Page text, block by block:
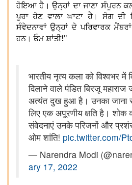
ਹੋਇਆ ਹੈ। ਉਨ੍ਹਾਂ ਦਾ ਜਾਣਾ ਸੰਪੂਰਨ
ਪੂਰਾ ਹੋਣ ਵਾਲਾ ਘਾਟਾ ਹੈ। ਸੋਗ
ਸੰਵੇਦਨਾਵਾਂ ਉਨ੍ਹਾਂ ਦੇ ਪਰਿਵਾਰਕ
ਹਨ। ਓਮ ਸ਼ਾਂਤੀ!"
भारतीय नृत्य कला को विश्वभर में
दिलाने वाले पंडित बिरजू
अत्यंत दुख हुआ है। उनका जाना
लिए एक अपूरणीय क्षति है। शोक
संवेदनाएं उनके परिजनों और
ओम शांति! pic.twitter.com/
— Narendra Modi
ary 17, 2022